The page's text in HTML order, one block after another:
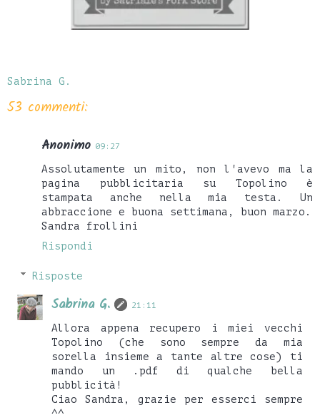
Sabrina G.
53 commenti:
Anonimo 09:27
Assolutamente un mito, non l'avevo ma la
pagina pubblicitaria su Topolino è
stampata anche nella mia testa. Un
abbraccione e buona settimana, buon marzo.
Sandra frollini
Rispondi
Risposte
Sabrina G. 21:11
Allora appena recupero i miei vecchi
Topolino (che sono sempre da mia
sorella insieme a tante altre cose) ti
mando un .pdf di qualche bella
pubblicità!
Ciao Sandra, grazie per esserci sempre
^^